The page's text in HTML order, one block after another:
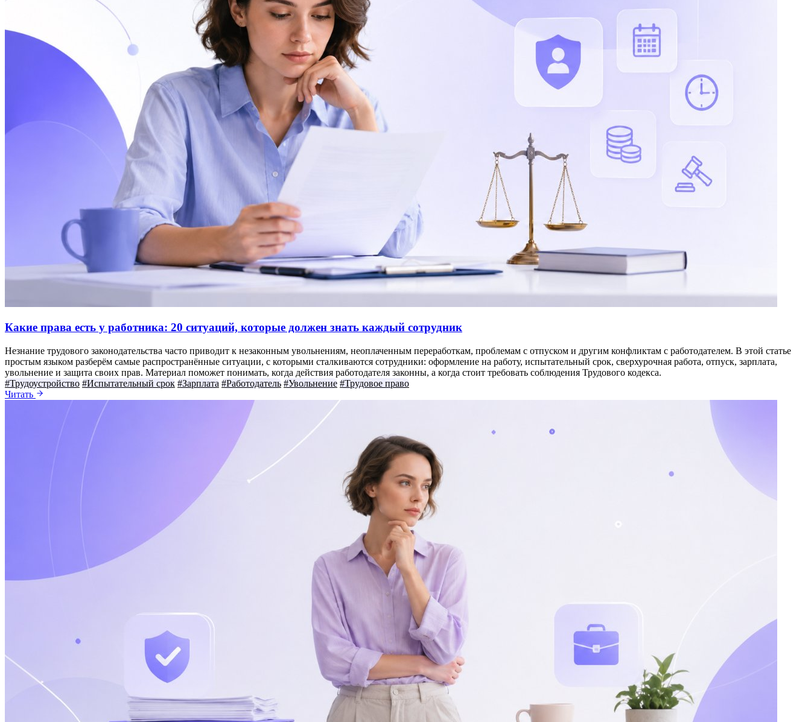
Какие права есть у работника: 20 ситуаций, которые должен знать каждый сотрудник
Незнание трудового законодательства часто приводит к незаконным увольнениям, неоплаченным переработкам, проблемам с отпуском и другим конфликтам с работодателем. В этой статье
простым языком разберём самые распространённые ситуации, с которыми сталкиваются сотрудники: оформление на работу, испытательный срок, сверхурочная работа, отпуск, зарплата,
увольнение и защита своих прав. Материал поможет понимать, когда действия работодателя законны, а когда стоит требовать соблюдения Трудового кодекса.
#Трудоустройство #Испытательный срок #Зарплата #Работодатель #Увольнение #Трудовое право
Читать